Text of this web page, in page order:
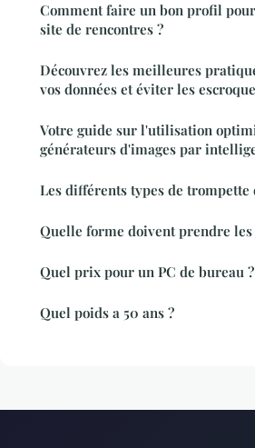
Comment faire un bon profil
site de rencontres ?
Découvrez les meilleures
vos données et éviter les
Votre guide sur l'utilisation
générateurs d'images par
Les différents types de trompette
Quelle forme doivent prendre les
Quel prix pour un PC de bureau ?
Quel poids a 50 ans ?